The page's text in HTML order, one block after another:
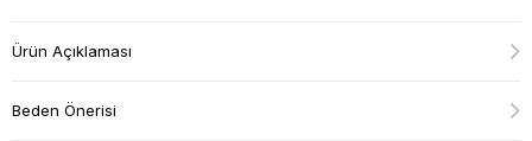
Ürün Açıklaması
Beden Önerisi